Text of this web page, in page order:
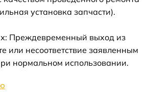
установка запчасти).
Преждевременный выход из
или несоответствие заявленным
нормальном использовании.